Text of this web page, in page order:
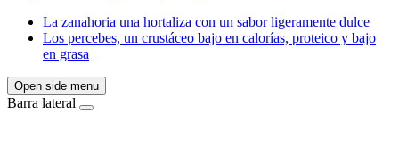
La zanahoria una hortaliza con un sabor ligeramente dulce
Los percebes, un crustáceo bajo en calorías, proteico y bajo
en grasa
Open side menu
Barra lateral